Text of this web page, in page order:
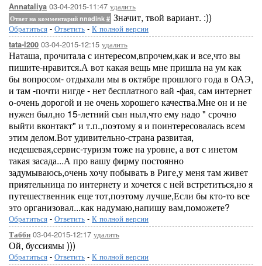
Annataliya 03-04-2015-11:47 удалить
Ответ на комментарий nnadink # Значит, твой вариант. :))
Обратиться - Ответить - К полной версии
tata-l200 03-04-2015-12:15 удалить
Наташа, прочитала с интересом,впрочем,как и все,что вы
пишите-нравится.А вот какая вещь мне пришла на ум как
бы вопросом- отдыхали мы в октябре прошлого года в ОАЭ,
и там -почти нигде - нет бесплатного вай -фая, сам интернет
о-очень дорогой и не очень хорошего качества.Мне он и не
нужен был,но 15-летний сын ныл,что ему надо " срочно
выйти вконтакт" и т.п.,поэтому я и поинтересовалась всем
этим делом.Вот удивительно-страна развитая,
недешевая,сервис-туризм тоже на уровне, а вот с инетом
такая засада...А про вашу фирму постоянно
задумываюсь,очень хочу побывать в Риге,у меня там живет
приятельница по интернету и хочется с ней встретиться,но я
путешественник еще тот,поэтому лучше,Если бы кто-то все
это организовал...как надумаю,напишу вам,поможете?
Обратиться - Ответить - К полной версии
Табби 03-04-2015-12:17 удалить
Ой, буссиямы )))
Обратиться - Ответить - К полной версии